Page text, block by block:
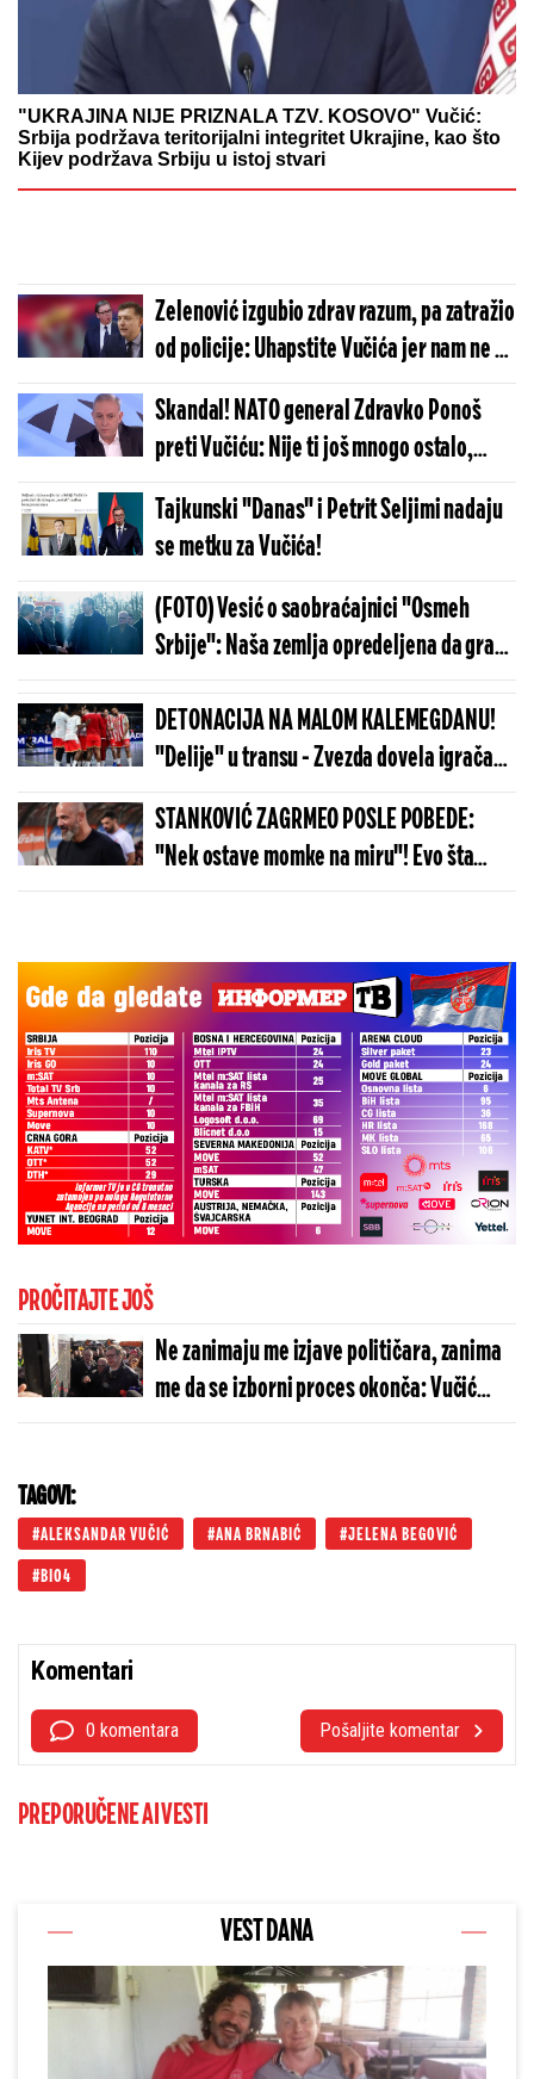
"UKRAJINA NIJE PRIZNALA TZV. KOSOVO" Vučić:
Srbija podržava teritorijalni integritet Ukrajine, kao što
Kijev podržava Srbiju u istoj stvari
Zelenović izgubio zdrav razum, pa zatražio
od policije: Uhapstite Vučića jer nam ne da
da srušimo Srbiju! (FOTO)
Skandal! NATO general Zdravko Ponoš
preti Vučiću: Nije ti još mnogo ostalo,
završićeš u provaliji (VIDEO)
Tajkunski "Danas" i Petrit Seljimi nadaju
se metku za Vučića!
(FOTO) Vesić o saobraćajnici "Osmeh
Srbije": Naša zemlja opredeljena da gradi
zajedničku budućnost sa susedima!
DETONACIJA NA MALOM KALEMEGDANU!
"Delije" u transu - Zvezda dovela igrača
Real Madrida!
STANKOVIĆ ZAGRMEO POSLE POBEDE:
"Nek ostave momke na miru"! Evo šta
kaže o isključenju golmana!
PROČITAJTE JOŠ
Ne zanimaju me izjave političara, zanima
me da se izborni proces okonča: Vučić
odgovorio na jedno od udarnih pitanja!
TAGOVI:
ALEKSANDAR VUČIĆ ANA BRNABIĆ JELENA BEGOVIĆ
BIO4
Komentari
0 komentara Pošaljite komentar
PREPORUČENE AI VESTI
VEST DANA